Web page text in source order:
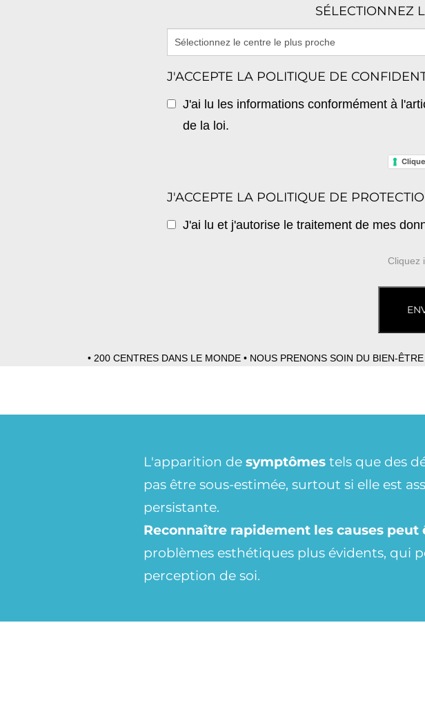
SÉLECTIONNEZ
J'ACCEPTE LA POLITIQUE DE
J'ai lu les informations conformément à
de la loi.
J'ACCEPTE LA POLITIQUE DE
J'ai lu et j'autorise le traitement de mes
Cliquez
• 200 CENTRES DANS LE MONDE • NOUS PRENONS SOIN DU BIEN-
L'apparition de symptômes tels que des
pas être sous-estimée, surtout si elle est
persistante.
Reconnaître rapidement les causes
problèmes esthétiques plus évidents, qui
perception de soi.